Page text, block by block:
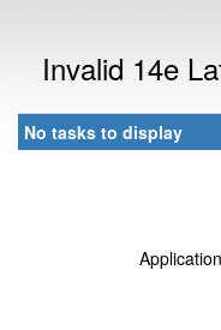
Invalid 14e
No tasks to display